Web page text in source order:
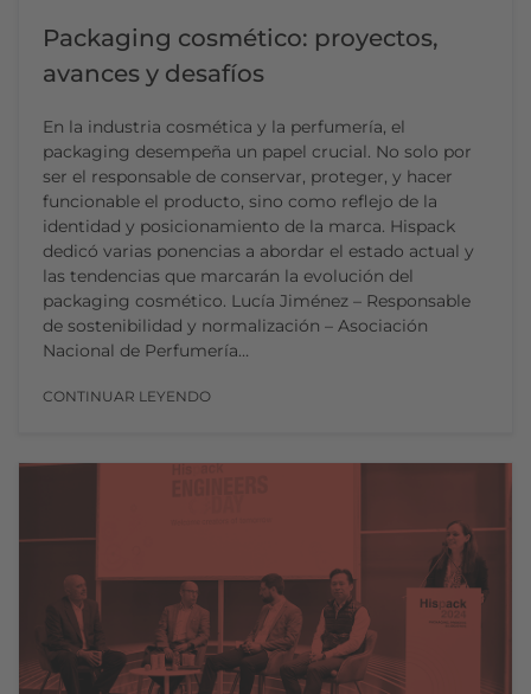
Packaging cosmético: proyectos,
avances y desafíos
En la industria cosmética y la perfumería, el
packaging desempeña un papel crucial. No solo por
ser el responsable de conservar, proteger, y hacer
funcionable el producto, sino como reflejo de la
identidad y posicionamiento de la marca. Hispack
dedicó varias ponencias a abordar el estado actual y
las tendencias que marcarán la evolución del
packaging cosmético. Lucía Jiménez – Responsable
de sostenibilidad y normalización – Asociación
Nacional de Perfumería…
CONTINUAR LEYENDO